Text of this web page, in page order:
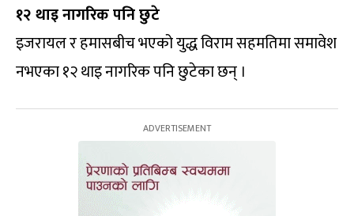
१२ थाइ नागरिक पनि छुटे
इजरायल र हमासबीच भएको युद्ध विराम सहमतिमा समावेश
नभएका १२ थाइ नागरिक पनि छुटेका छन् ।